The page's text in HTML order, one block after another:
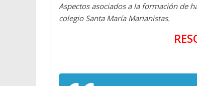
Aspectos asociados a la formación de
colegio Santa María Marianistas.